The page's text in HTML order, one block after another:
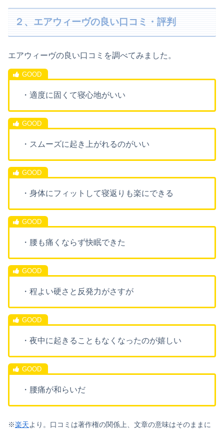
２、エアウィーヴの良い口コミ・評判
エアウィーヴの良い口コミを調べてみました。
・適度に固くて寝心地がいい
・スムーズに起き上がれるのがいい
・身体にフィットして寝返りも楽にできる
・腰も痛くならず快眠できた
・程よい硬さと反発力がさすが
・夜中に起きることもなくなったのが嬉しい
・腰痛が和らいだ
※楽天より。口コミは著作権の関係上、文章の意味はそのままに